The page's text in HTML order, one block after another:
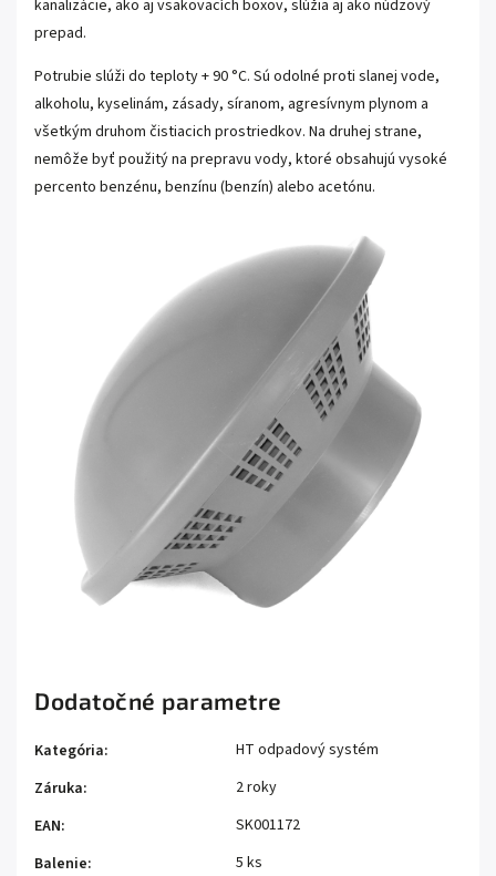
kanalizácie, ako aj vsakovacích boxov, slúžia aj ako núdzový
prepad.
Potrubie slúži do teploty + 90 °C. Sú odolné proti slanej vode,
alkoholu, kyselinám, zásady, síranom, agresívnym plynom a
všetkým druhom čistiacich prostriedkov. Na druhej strane,
nemôže byť použitý na prepravu vody, ktoré obsahujú vysoké
percento benzénu, benzínu (benzín) alebo acetónu.
Dodatočné parametre
Kategória:
HT odpadový systém
Záruka:
2 roky
EAN:
SK001172
Balenie:
5 ks